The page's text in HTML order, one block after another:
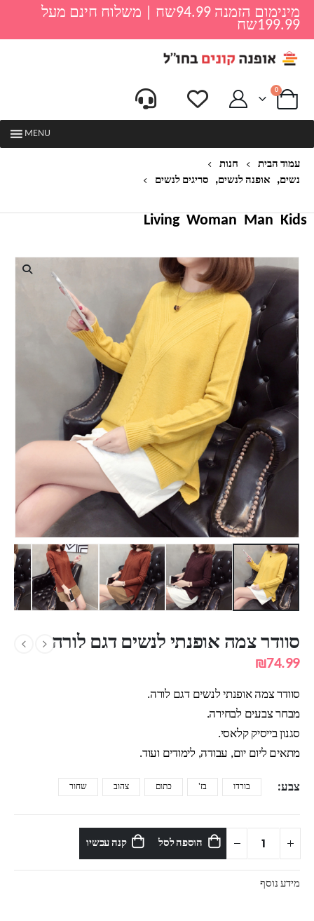
מינימום הזמנה 94.99שח | משלוח חינם מעל
199.99שח
0
MENU
עמוד הבית
חנות
נשים, אופנה לנשים, סריגים לנשים
Kids
Man
Woman
Living
סוודר צמה אופנתי לנשים דגם לורה
₪74.99
סוודר צמה אופנתי לנשים דגם לורה.
מבחר צבעים לבחירה.
סגנון בייסיק קלאסי.
מתאים ליום יום, עבודה, לימודים ועוד.
צבע בורדו בז' כתום צהוב שחור
הוספה לסל קנה עכשיו
מידע נוסף